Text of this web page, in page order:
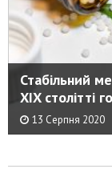
Стабільний
XIX столітті
13 Серпня 2020